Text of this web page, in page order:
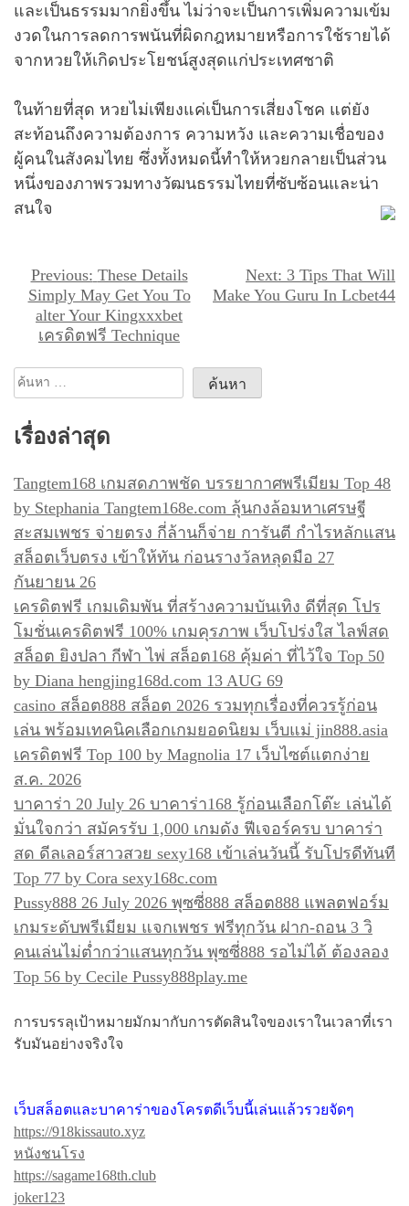
และเป็นธรรมมากยิ่งขึ้น ไม่ว่าจะเป็นการเพิ่มความเข้ม
งวดในการลดการพนันที่ผิดกฎหมายหรือการใช้รายได้
จากหวยให้เกิดประโยชน์สูงสุดแก่ประเทศชาติ
ในท้ายที่สุด หวยไม่เพียงแค่เป็นการเสี่ยงโชค แต่ยัง
สะท้อนถึงความต้องการ ความหวัง และความเชื่อของ
ผู้คนในสังคมไทย ซึ่งทั้งหมดนี้ทำให้หวยกลายเป็นส่วน
หนึ่งของภาพรวมทางวัฒนธรรมไทยที่ซับซ้อนและน่า
สนใจ
น
เ
อ
ง
Previous: These Details
Simply May Get You To
alter Your Kingxxxbet
เครดิตฟรี Technique
Next: 3 Tips That Will
Make You Guru In Lcbet44
ค้นหา
เรื่องล่าสุด
Tangtem168 เกมสดภาพชัด บรรยากาศพรีเมียม Top 48
by Stephania Tangtem168e.com ลุ้นกงล้อมหาเศรษฐี
สะสมเพชร จ่ายตรง กี่ล้านก็จ่าย การันตี กำไรหลักแสน
สล็อตเว็บตรง เข้าให้ทัน ก่อนรางวัลหลุดมือ 27
กันยายน 26
เครดิตฟรี เกมเดิมพัน ที่สร้างความบันเทิง ดีที่สุด โปร
โมชั่นเครดิตฟรี 100% เกมคุรภาพ เว็บโปร่งใส ไลฟ์สด
สล็อต ยิงปลา กีฬา ไพ่ สล็อต168 คุ้มค่า ที่ไว้ใจ Top 50
by Diana hengjing168d.com 13 AUG 69
casino สล็อต888 สล็อต 2026 รวมทุกเรื่องที่ควรรู้ก่อน
เล่น พร้อมเทคนิคเลือกเกมยอดนิยม เว็บแม่ jin888.asia
เครดิตฟรี Top 100 by Magnolia 17 เว็บไซต์แตกง่าย
ส.ค. 2026
บาคาร่า 20 July 26 บาคาร่า168 รู้ก่อนเลือกโต๊ะ เล่นได้
มั่นใจกว่า สมัครรับ 1,000 เกมดัง ฟีเจอร์ครบ บาคาร่า
สด ดีลเลอร์สาวสวย sexy168 เข้าเล่นวันนี้ รับโปรดีทันที
Top 77 by Cora sexy168c.com
Pussy888 26 July 2026 พุซซี่888 สล็อต888 แพลตฟอร์ม
เกมระดับพรีเมียม แจกเพชร ฟรีทุกวัน ฝาก-ถอน 3 วิ
คนเล่นไม่ต่ำกว่าแสนทุกวัน พุซซี่888 รอไม่ได้ ต้องลอง
Top 56 by Cecile Pussy888play.me
การบรรลุเป้าหมายมักมากับการตัดสินใจของเราในเวลาที่เรา
รับมันอย่างจริงใจ
เว็บสล็อตและบาคาร่าของโครตดีเว็บนี้เล่นแล้วรวยจัดๆ
https://918kissauto.xyz
หนังชนโรง
https://sagame168th.club
joker123